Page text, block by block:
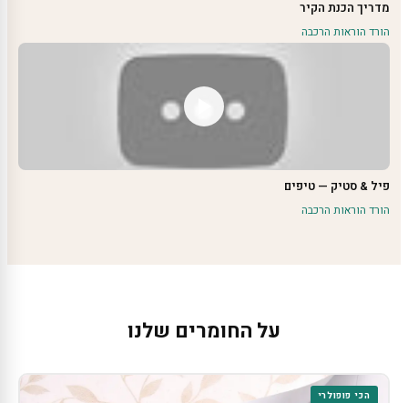
מדריך הכנת הקיר
הורד הוראות הרכבה
פיל & סטיק — טיפים
הורד הוראות הרכבה
על החומרים שלנו
הכי פופולרי